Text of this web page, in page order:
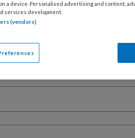
abonnement?Log dan in
a device. Personalised advertising and content,
services development.
(vendors)